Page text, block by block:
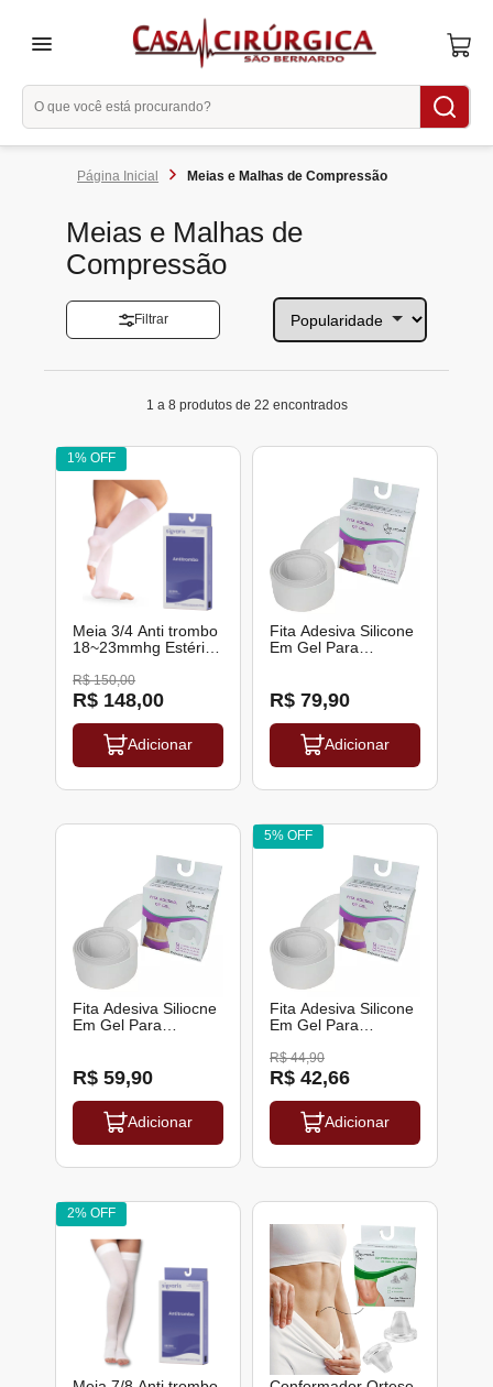
menu
Meias e Malhas de Compressão
Meias e Malhas de
Compressão
Filtrar
1 a 8 produtos de 22 encontrados
1% OFF
Meia 3/4 Anti trombo
18~23mmhg Estéril
R$ 150,00
R$ 148,00
Adicionar
Fita Adesiva Silicone
Em Gel Para
Abdominoplastia 65 x
3 Cm Siliforma
R$ 79,90
Adicionar
Fita Adesiva Siliocne
Em Gel Para
Abdominoplastia 45 x
3 Cm Siliforma
R$ 59,90
Adicionar
5% OFF
Fita Adesiva Silicone
Em Gel Para
Bariatrica
Abdominoplastia 35 x
3 Cm Siliforma
R$ 44,90
R$ 42,66
Adicionar
2% OFF